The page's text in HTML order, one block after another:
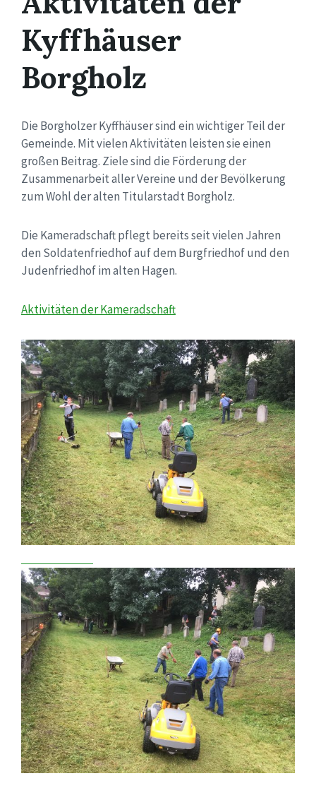
Kyffhäuser
Borgholz
Die Borgholzer Kyffhäuser sind ein wichtiger Teil der
Gemeinde. Mit vielen Aktivitäten leisten sie einen
großen Beitrag. Ziele sind die Förderung der
Zusammenarbeit aller Vereine und der Bevölkerung
zum Wohl der alten Titularstadt Borgholz.
Die Kameradschaft pflegt bereits seit vielen Jahren
den Soldatenfriedhof auf dem Burgfriedhof und den
Judenfriedhof im alten Hagen.
Aktivitäten der Kameradschaft